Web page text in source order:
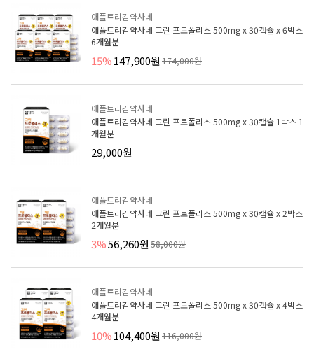
애플트리김약사네
애플트리김약사네 그린 프로폴리스 500mg x 30캡슐 x 6박스
6개월분
15%147,900원 174,000원
애플트리김약사네
애플트리김약사네 그린 프로폴리스 500mg x 30캡슐 1박스 1
개월분
29,000원
애플트리김약사네
애플트리김약사네 그린 프로폴리스 500mg x 30캡슐 x 2박스
2개월분
3%56,260원 58,000원
애플트리김약사네
애플트리김약사네 그린 프로폴리스 500mg x 30캡슐 x 4박스
4개월분
10%104,400원 116,000원